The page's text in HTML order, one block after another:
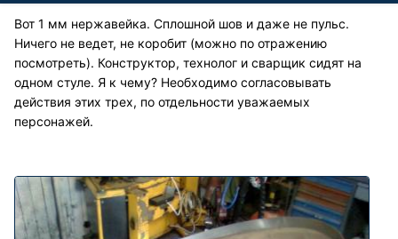
Вот 1 мм нержавейка. Сплошной шов и даже не пульс.
Ничего не ведет, не коробит (можно по отражению
посмотреть). Конструктор, технолог и сварщик сидят на
одном стуле. Я к чему? Необходимо согласовывать
действия этих трех, по отдельности уважаемых
персонажей.